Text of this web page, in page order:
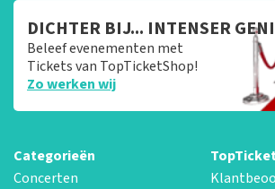
DICHTER BIJ... INTENSER
Beleef evenementen met
Tickets van TopTicketShop!
Zo werken wij
Categorieën
Concerten